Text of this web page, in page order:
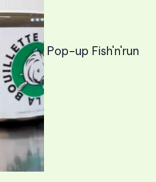
Pop-up Fish'n'run